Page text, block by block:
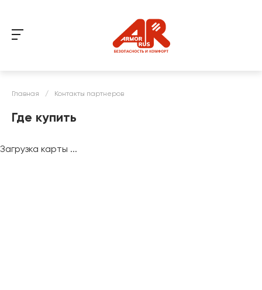
Главная / Контакты партнеров
Где купить
Загрузка карты ...